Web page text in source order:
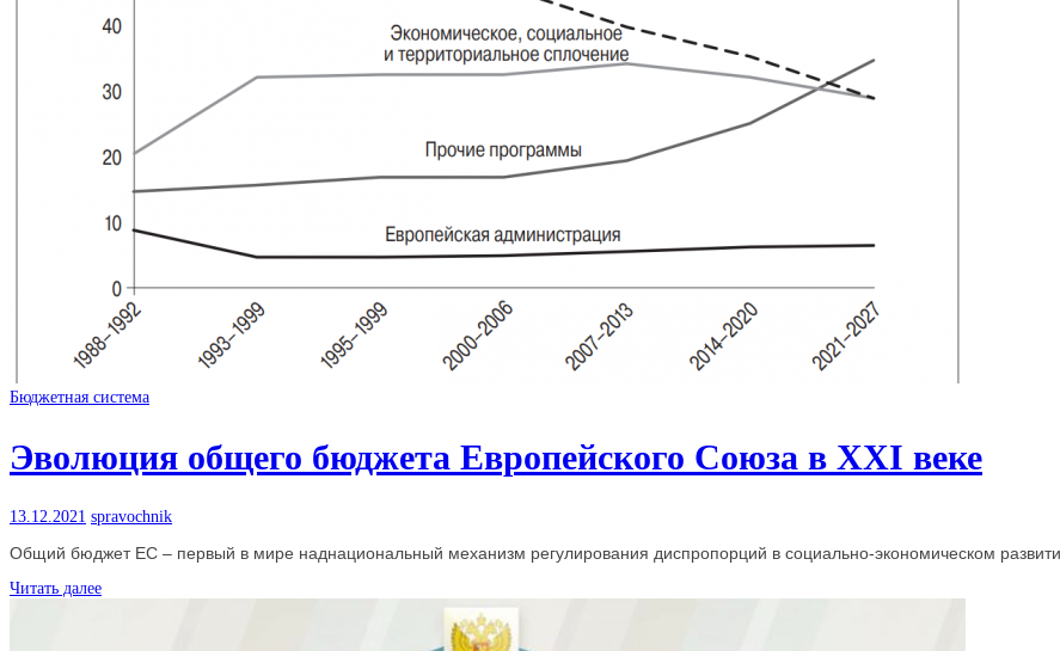
Бюджетная система
Эволюция общего бюджета Европейского Союза в XXI веке
13.12.2021 spravochnik
Общий бюджет ЕС – первый в мире наднациональный механизм регулирования диспропорций в социально-экономическом
Читать далее